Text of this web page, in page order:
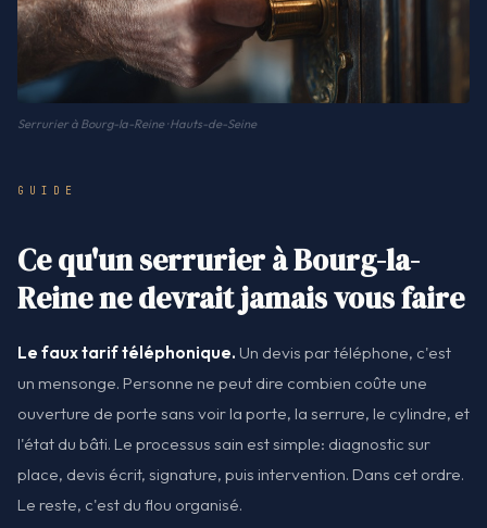
Serrurier à Bourg-la-Reine · Hauts-de-Seine
GUIDE
Ce qu'un serrurier à Bourg-la-
Reine ne devrait jamais vous faire
Le faux tarif téléphonique. Un devis par téléphone, c'est
un mensonge. Personne ne peut dire combien coûte une
ouverture de porte sans voir la porte, la serrure, le cylindre, et
l'état du bâti. Le processus sain est simple: diagnostic sur
place, devis écrit, signature, puis intervention. Dans cet ordre.
Le reste, c'est du flou organisé.